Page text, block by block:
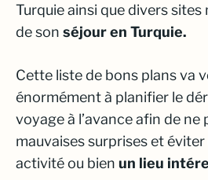
Turquie ainsi que divers
de son séjour en Turquie.
Cette liste de bons plans va
énormément à planifier le
voyage à l’avance afin de ne
mauvaises surprises et
activité ou bien un lieu